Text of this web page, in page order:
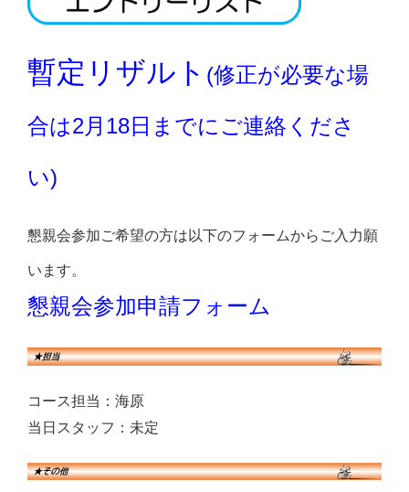
暫定リザルト (修正が必要な場
合は2月18日までにご連絡くださ
い)
懇親会参加ご希望の方は以下のフォームからご入力願
います。
懇親会参加申請フォーム
コース担当：海原
当日スタッフ：未定